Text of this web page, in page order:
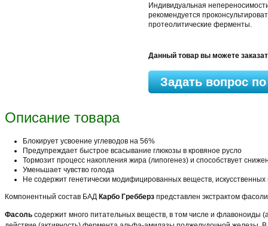
Индивидуальная
рекомендуется
протеолитические ферменты.
Данный товар вы можете
Задать вопрос
Описание товара
Блокирует усвоение углеводов на 56%
Предупреждает быстрое всасывание глюкозы в кровяное русло
Тормозит процесс накопления жира (липогенез) и способствует
Уменьшает чувство голода
Не содержит генетически модифицированных веществ, искусственных
Компонентный состав БАД Карбо Гребберз представлен экстрактом
Фасоль содержит много питательных веществ, в том числе и